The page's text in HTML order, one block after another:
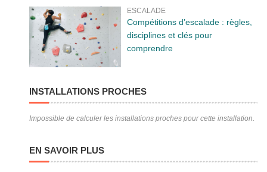
ESCALADE
Compétitions d’escalade : règles,
disciplines et clés pour
comprendre
INSTALLATIONS PROCHES
Impossible de calculer les installations proches pour cette installation.
EN SAVOIR PLUS